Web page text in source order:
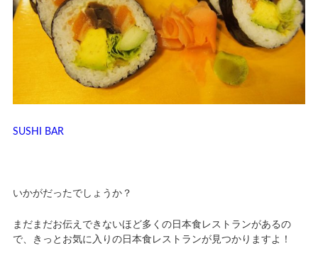
SUSHI BAR
いかがだったでしょうか？
まだまだお伝えできないほど多くの日本食レストランがあるの
で、きっとお気に入りの日本食レストランが見つかりますよ！